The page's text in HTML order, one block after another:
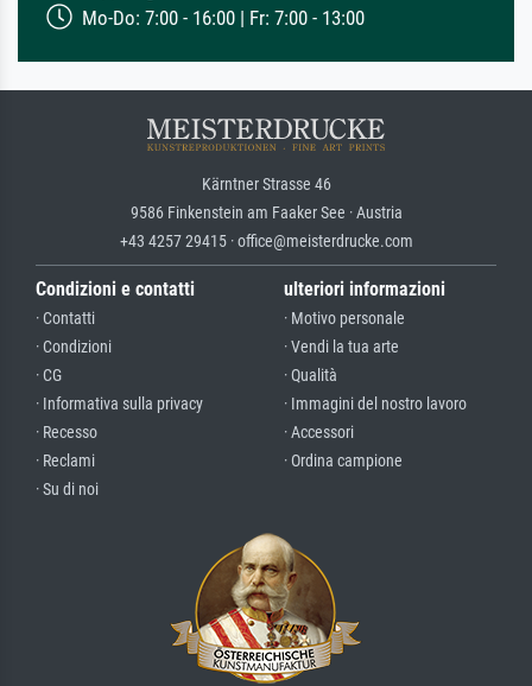
Mo-Do: 7:00 - 16:00 | Fr: 7:00 - 13:00
Kärntner Strasse 46
9586 Finkenstein am Faaker See · Austria
+43 4257 29415 · office@meisterdrucke.com
Condizioni e contatti
· Contatti
· Condizioni
· CG
· Informativa sulla privacy
· Recesso
· Reclami
· Su di noi
ulteriori informazioni
· Motivo personale
· Vendi la tua arte
· Qualità
· Immagini del nostro lavoro
· Accessori
· Ordina campione